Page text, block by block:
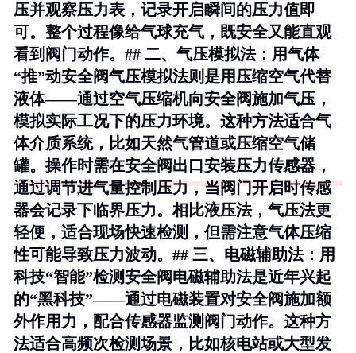
压并观察压力表，记录开启瞬间的压力值即
可。整个过程像给气球充气，既安全又能直观
看到阀门动作。## 二、气压模拟法：用气体
“推”动安全阀气压模拟法则是用压缩空气代替
液体——通过空气压缩机向安全阀施加气压，
模拟实际工况下的压力环境。这种方法适合气
体介质系统，比如天然气管道或压缩空气储
罐。操作时需在安全阀出口安装压力传感器，
通过调节进气量控制压力，当阀门开启时传感
器会记录下临界压力。相比液压法，气压法更
轻便，适合现场快速检测，但需注意气体压缩
性可能导致压力波动。## 三、电磁辅助法：用
科技“智能”检测安全阀电磁辅助法是近年兴起
的“黑科技”——通过电磁装置对安全阀施加额
外作用力，配合传感器监测阀门动作。这种方
法适合高频次检测场景 ，比如核电站或大型发